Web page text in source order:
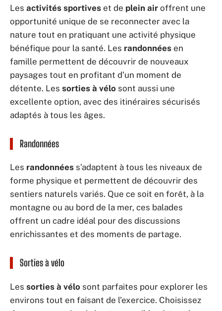
Les activités sportives et de plein air offrent une
opportunité unique de se reconnecter avec la
nature tout en pratiquant une activité physique
bénéfique pour la santé. Les randonnées en
famille permettent de découvrir de nouveaux
paysages tout en profitant d’un moment de
détente. Les sorties à vélo sont aussi une
excellente option, avec des itinéraires sécurisés
adaptés à tous les âges.
Randonnées
Les randonnées s’adaptent à tous les niveaux de
forme physique et permettent de découvrir des
sentiers naturels variés. Que ce soit en forêt, à la
montagne ou au bord de la mer, ces balades
offrent un cadre idéal pour des discussions
enrichissantes et des moments de partage.
Sorties à vélo
Les sorties à vélo sont parfaites pour explorer les
environs tout en faisant de l’exercice. Choisissez